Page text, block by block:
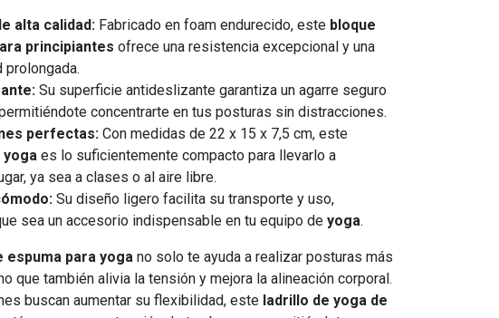
alta calidad: Fabricado en foam endurecido, este bloque
principiantes ofrece una resistencia excepcional y una
prolongada.
Su superficie antideslizante garantiza un agarre seguro
concentrarte en tus posturas sin distracciones.
perfectas: Con medidas de 22 x 15 x 7,5 cm, este
yoga es lo suficientemente compacto para llevarlo a
ya sea a clases o al aire libre.
Su diseño ligero facilita su transporte y uso,
sea un accesorio indispensable en tu equipo de yoga.
espuma para yoga no solo te ayuda a realizar posturas más
que también alivia la tensión y mejora la alineación corporal.
buscan aumentar su flexibilidad, este ladrillo de yoga de